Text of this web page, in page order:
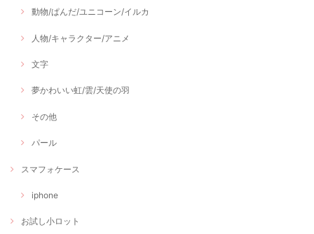
動物/ぱんだ/ユニコーン/イルカ
人物/キャラクター/アニメ
文字
夢かわいい虹/雲/天使の羽
その他
パール
スマフォケース
iphone
お試し小ロット